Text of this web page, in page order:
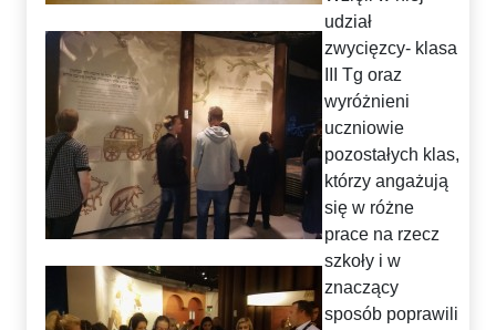
udział
zwycięzcy- klasa
III Tg oraz
wyróżnieni
uczniowie
pozostałych klas,
którzy angażują
się w różne
prace na rzecz
szkoły i w
znaczący
sposób poprawili